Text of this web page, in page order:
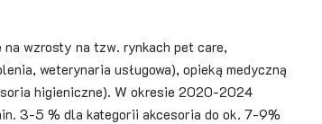
wzrosty na tzw. rynkach pet care,
weterynaria usługowa), opieką medyczną
higieniczne). W okresie 2020-2024
3-5 % dla kategorii akcesoria do ok. 7-9%